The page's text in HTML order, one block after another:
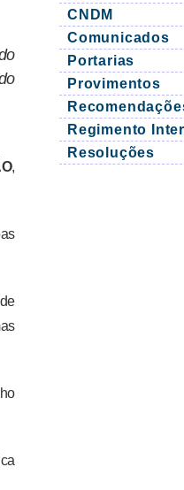
,
CNDM
Comunicados
Portarias
Provimentos
Regimento
Resoluções